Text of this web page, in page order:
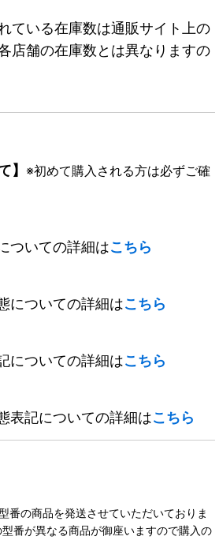
ている在庫数は通販サイト上の
店舗の在庫数とは異なりますの
】 ※初めて購入される方は必ずご確
ついての詳細はこちら
についての詳細はこちら
についての詳細はこちら
表記についての詳細はこちら
番の商品を発送させていただいておりま
番が異なる商品が御座いますので購入の